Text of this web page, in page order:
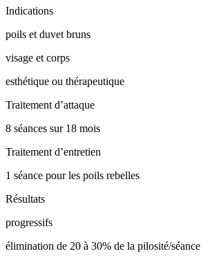
Indications
poils et duvet bruns
visage et corps
esthétique ou thérapeutique
Traitement d’attaque
8 séances sur 18 mois
Traitement d’entretien
1 séance pour les poils rebelles
Résultats
progressifs
élimination de 20 à 30% de la pilosité/séance